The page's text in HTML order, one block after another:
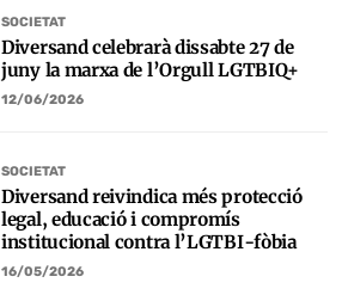
SOCIETAT
Diversand celebrarà dissabte 27 de
juny la marxa de l’Orgull LGTBIQ+
12/06/2026
SOCIETAT
Diversand reivindica més protecció
legal, educació i compromís
institucional contra l’LGTBI-fòbia
16/05/2026